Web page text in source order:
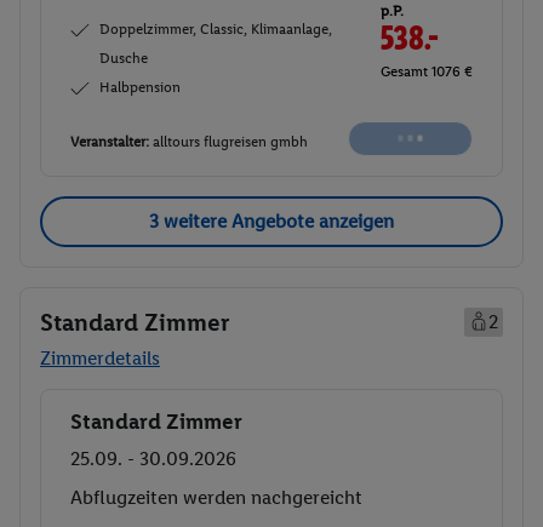
Doppelzimmer, Classic, Klimaanlage,
Dusche
Halbpension
p.P.
538.-
Gesamt 1076 €
Veranstalter: alltours flugreisen gmbh
3 weitere Angebote anzeigen
Standard Zimmer
2
Zimmerdetails
Buchen
Standard Zimmer
25.09. - 30.09.2026
Abflugzeiten werden nachgereicht